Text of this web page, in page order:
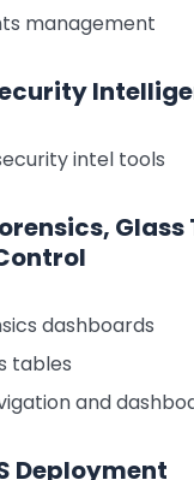
management
intel tools
dashboards
tables
and
Deployment